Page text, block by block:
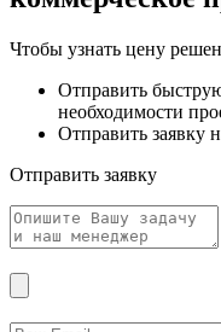
Чтобы узнать цену
Отправить
необходимости
Отправить заявку
Отправить заявку